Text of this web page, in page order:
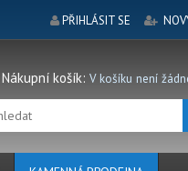
PŘIHLÁSIT SE
Nákupní košík: V košíku není